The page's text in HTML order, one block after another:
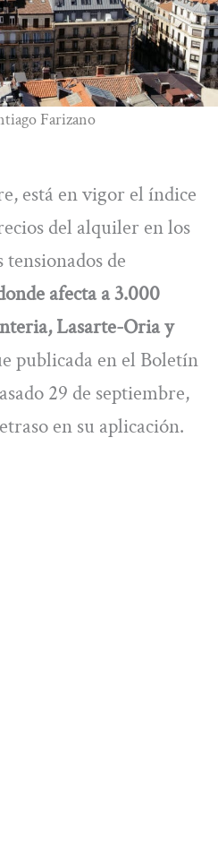
Farizano
está en vigor el índice
del alquiler en los
de
afecta a 3.000
Lasarte-Oria y
publicada en el Boletín
29 de septiembre,
en su aplicación.